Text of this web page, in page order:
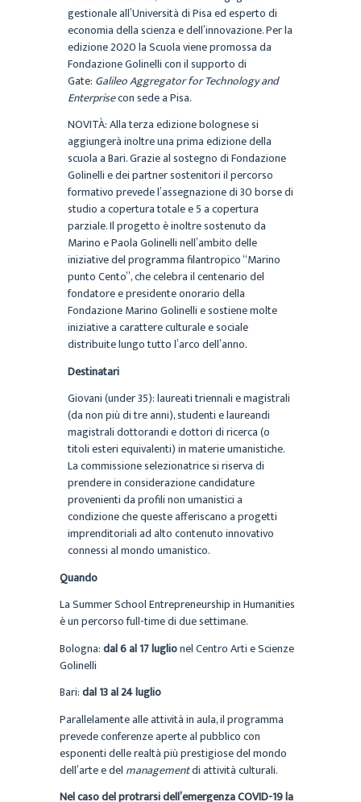
gestionale all’Università di Pisa ed esperto di
economia della scienza e dell’innovazione. Per la
edizione 2020 la Scuola viene promossa da
Fondazione Golinelli con il supporto di
Gate: Galileo Aggregator for Technology and
Enterprisecon sede a Pisa.
NOVITÀ: Alla terza edizione bolognese si
aggiungerà inoltre una prima edizione della
scuola a Bari. Grazie al sostegno di Fondazione
Golinelli e dei partner sostenitori il percorso
formativo prevede l’assegnazione di 30 borse di
studio a copertura totale e 5 a copertura
parziale. Il progetto è inoltre sostenuto da
Marino e Paola Golinelli nell’ambito delle
iniziative del programma filantropico “Marino
punto Cento”, che celebra il centenario del
fondatore e presidente onorario della
Fondazione Marino Golinelli e sostiene molte
iniziative a carattere culturale e sociale
distribuite lungo tutto l’arco dell’anno.
Destinatari
Giovani (under 35): laureati triennali e magistrali
(da non più di tre anni), studenti e laureandi
magistrali dottorandi e dottori di ricerca (o
titoli esteri equivalenti) in materie umanistiche.
La commissione selezionatrice si riserva di
prendere in considerazione candidature
provenienti da profili non umanistici a
condizione che queste afferiscano a progetti
imprenditoriali ad alto contenuto innovativo
connessi al mondo umanistico.
Quando
La Summer School Entrepreneurship in Humanities
è un percorso full-time di due settimane.
Bologna:dal 6 al 17 luglionel Centro Arti e Scienze
Golinelli
Bari:dal 13 al 24 luglio
Parallelamente alle attività in aula, il programma
prevede conferenze aperte al pubblico con
esponenti delle realtà più prestigiose del mondo
dell’arte e del managementdi attività culturali.
Nel caso del protrarsi dell’emergenza COVID-19 la